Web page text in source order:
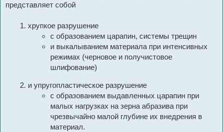
представляет собой
хрупкое разрушение
с образованием царапин, системы трещин
и выкалыванием материала при интенсивных
режимах (черновое и получистовое
шлифование)
и упругопластическое разрушение
с образованием выдавленных царапин при
малых нагрузках на зерна абразива при
чрезвычайно малой глубине их внедрения в
материал.